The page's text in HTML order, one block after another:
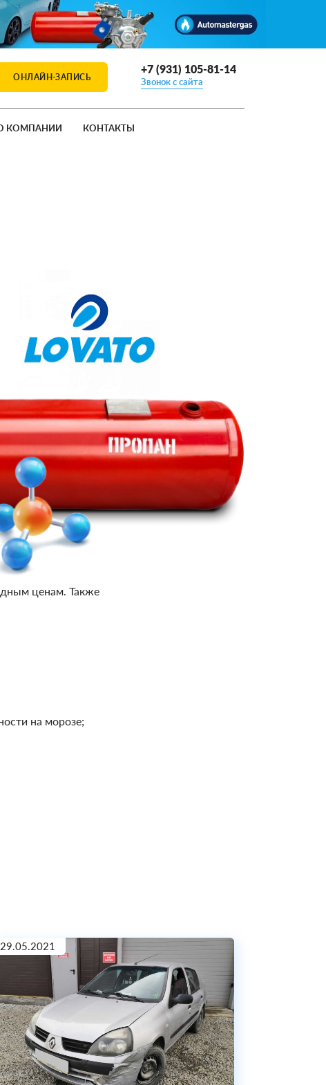
ОНЛАЙН-ЗАПИСЬ
+7 (931) 105-81-14
Звонок с сайта
КОМПАНИИ КОНТАКТЫ
ценам. Также
на морозе;
29.05.2021